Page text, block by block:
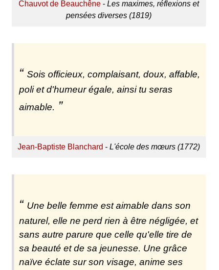
Chauvot de Beauchêne- Les maximes, réflexions et
pensées diverses (1819)
Sois officieux, complaisant, doux, affable,
poli et d'humeur égale, ainsi tu seras
aimable.
Jean-Baptiste Blanchard - L'école des mœurs (1772)
Une belle femme est aimable dans son
naturel, elle ne perd rien à être négligée, et
sans autre parure que celle qu'elle tire de
sa beauté et de sa jeunesse. Une grâce
naïve éclate sur son visage, anime ses